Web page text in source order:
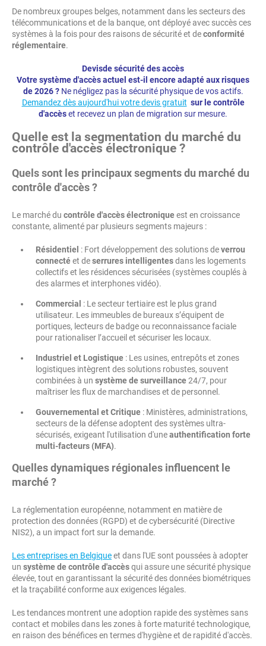
De nombreux groupes belges, notamment dans les secteurs des
télécommunications et de la banque, ont déployé avec succès ces
systèmes à la fois pour des raisons de sécurité et deconformité
réglementaire.
Devisde sécurité des accès
Votre système d'accès actuel est-il encore adapté aux risques
de 2026 ?Ne négligez pas la sécurité physique de vos actifs.
Demandez dès aujourd'hui votre devis gratuit sur le contrôle
d'accèset recevez un plan de migration sur mesure.
Quelle est la segmentation du marché du
contrôle d'accès électronique ?
Quels sont les principaux segments du marché du
contrôle d'accès ?
Le marché du contrôle d'accès électroniqueest en croissance
constante, alimenté par plusieurs segments majeurs :
Résidentiel : Fort développement des solutions deverrou
connectéet deserrures intelligentesdans les logements
collectifs et les résidences sécurisées (systèmes couplés à
des alarmes et interphones vidéo).
Commercial : Le secteur tertiaire est le plus grand
utilisateur. Les immeubles de bureaux s’équipent de
portiques, lecteurs de badge ou reconnaissance faciale
pour rationaliser l’accueil et sécuriser les locaux.
Industriel et Logistique : Les usines, entrepôts et zones
logistiques intègrent des solutions robustes, souvent
combinées à un système de surveillance24/7, pour
maîtriser les flux de marchandises et de personnel.
Gouvernemental et Critique : Ministères, administrations,
secteurs de la défense adoptent des systèmes ultra-
sécurisés, exigeant l'utilisation d'uneauthentification forte
multi-facteurs (MFA).
Quelles dynamiques régionales influencent le
marché ?
La réglementation européenne, notamment en matière de
protection des données (RGPD) et de cybersécurité (Directive
NIS2), a un impact fort sur la demande.
Les entreprises en Belgiqueet dans l'UE sont poussées à adopter
un système de contrôle d'accèsqui assure une sécurité physique
élevée, tout en garantissant la sécurité des données biométriques
et la traçabilité conforme aux exigences légales.
Les tendances montrent une adoption rapide des systèmes sans
contact et mobiles dans les zones à forte maturité technologique,
en raison des bénéfices en termes d'hygiène et de rapidité d'accès.